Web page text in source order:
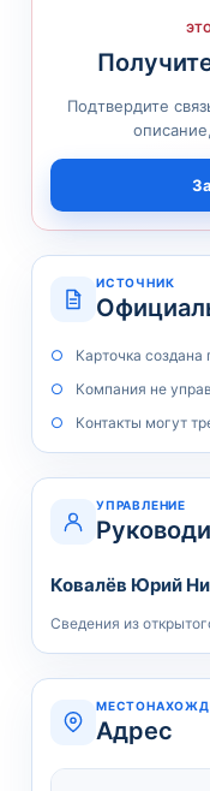
Подтвердите
ИСТОЧНИК
Карточка
Компания не
Контакты могут
УПРАВЛЕНИЕ
Ковалёв Юрий
Сведения из
Адрес